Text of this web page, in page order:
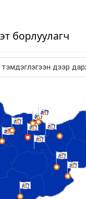
борлуулагч
тэмдэглэгээн дээр